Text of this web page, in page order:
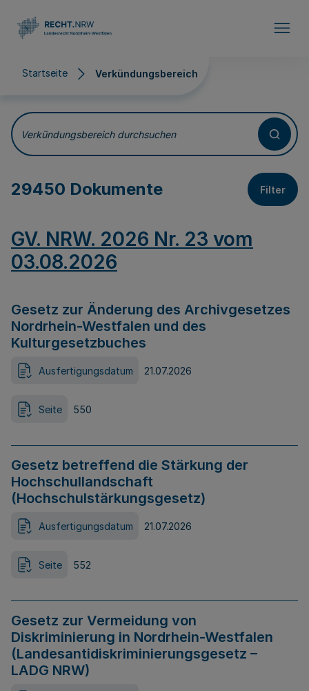
Startseite Verkündungsbereich
Verkündungsbereich
Verkündungsbereich durchsuchen
29450 Dokumente Filter
GV. NRW. 2026 Nr. 23 vom
03.08.2026
Gesetz zur Änderung des Archivgesetzes
Nordrhein-Westfalen und des
Kulturgesetzbuches
Ausfertigungsdatum 21.07.2026
Seite 550
Gesetz betreffend die Stärkung der
Hochschullandschaft
(Hochschulstärkungsgesetz)
Ausfertigungsdatum 21.07.2026
Seite 552
Gesetz zur Vermeidung von
Diskriminierung in Nordrhein-Westfalen
(Landesantidiskriminierungsgesetz –
LADG NRW)